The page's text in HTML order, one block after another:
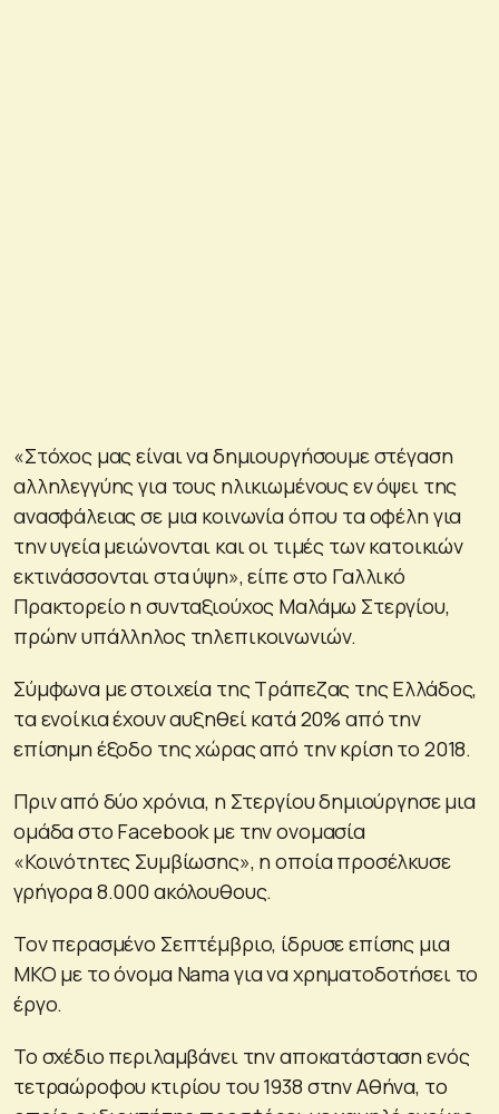
«Στόχος μας είναι να δημιουργήσουμε στέγαση
αλληλεγγύης για τους ηλικιωμένους εν όψει της
ανασφάλειας σε μια κοινωνία όπου τα οφέλη για
την υγεία μειώνονται και οι τιμές των κατοικιών
εκτινάσσονται στα ύψη», είπε στο Γαλλικό
Πρακτορείο η συνταξιούχος Μαλάμω Στεργίου,
πρώην υπάλληλος τηλεπικοινωνιών.
Σύμφωνα με στοιχεία της Τράπεζας της Ελλάδος,
τα ενοίκια έχουν αυξηθεί κατά 20% από την
επίσημη έξοδο της χώρας από την κρίση το 2018.
Πριν από δύο χρόνια, η Στεργίου δημιούργησε μια
ομάδα στο Facebook με την ονομασία
«Κοινότητες Συμβίωσης», η οποία προσέλκυσε
γρήγορα 8.000 ακόλουθους.
Τον περασμένο Σεπτέμβριο, ίδρυσε επίσης μια
ΜΚΟ με το όνομα Nama για να χρηματοδοτήσει το
έργο.
Το σχέδιο περιλαμβάνει την αποκατάσταση ενός
τετραώροφου κτιρίου του 1938 στην Αθήνα, το